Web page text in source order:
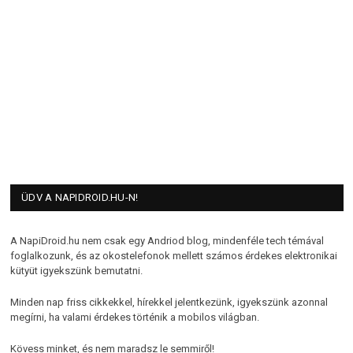
ÜDV A NAPIDROID.HU-N!
A NapiDroid.hu nem csak egy Andriod blog, mindenféle tech témával
foglalkozunk, és az okostelefonok mellett számos érdekes elektronikai
kütyüt igyekszünk bemutatni.
Minden nap friss cikkekkel, hírekkel jelentkezünk, igyekszünk azonnal
megírni, ha valami érdekes történik a mobilos világban.
Kövess minket, és nem maradsz le semmiről!